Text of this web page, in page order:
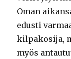
Oman
edusti
kilpakosija,
myös